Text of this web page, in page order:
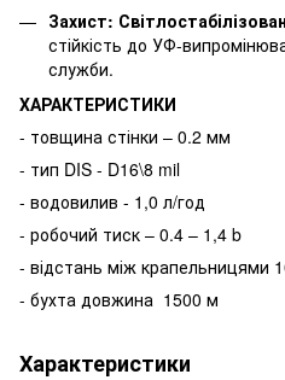
Захист:
стійкість до УФ-
служби.
ХАРАКТЕРИСТИКИ
- товщина стінки – 0.2 мм
- тип DIS - D16\8 mil
- водовилив - 1,0 л/год
- робочий тиск – 0.4 – 1,4 b
- відстань між крапельницями
- бухта довжина 1500 м
Характеристики